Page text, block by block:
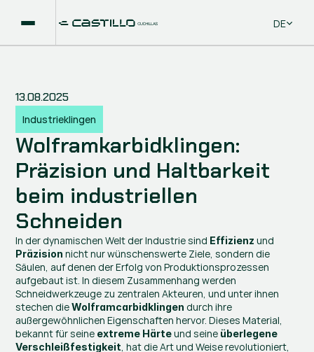
Select
DE
13.08.2025
Industrieklingen
Wolframkarbidklingen:
Präzision und Haltbarkeit
beim industriellen
Schneiden
In der dynamischen Welt der Industrie sind Effizienz
Präzision nicht nur wünschenswerte Ziele, sondern die
Säulen, auf denen der Erfolg von Produktionsprozessen
aufgebaut ist. In diesem Zusammenhang werden
Schneidwerkzeuge zu zentralen Akteuren, und unter ihnen
stechen die Wolframcarbidklingen durch ihre
außergewöhnlichen Eigenschaften hervor. Dieses Material,
bekannt für seine extreme Härte und seine überlegene
Verschleißfestigkeit, hat die Art und Weise revolutioniert,